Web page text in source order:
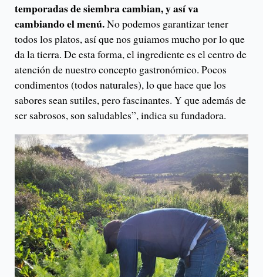
temporadas de siembra cambian, y así va
cambiando el menú.No podemos garantizar tener
todos los platos, así que nos guiamos mucho por lo que
da la tierra. De esta forma, el ingrediente es el centro de
atención de nuestro concepto gastronómico. Pocos
condimentos (todos naturales), lo que hace que los
sabores sean sutiles, pero fascinantes. Y que además de
ser sabrosos, son saludables”, indica su fundadora.